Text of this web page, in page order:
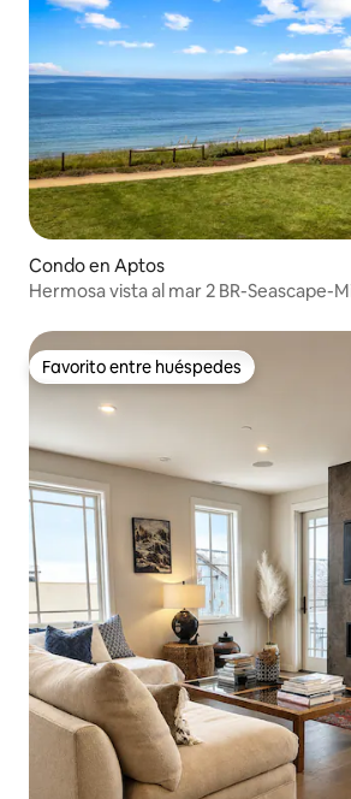
Condo en Aptos
Hermosa vista al mar 2 BR-Seascape-
Favorito entre huéspedes
Favorito entre huéspedes